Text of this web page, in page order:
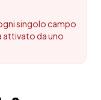
singolo campo
attivato da uno